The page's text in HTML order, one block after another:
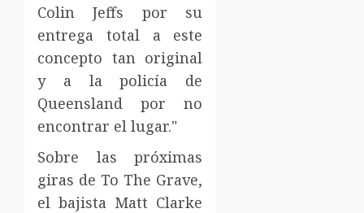
Colin Jeffs por su
entrega total a este
concepto tan original
y a la policía de
Queensland por no
encontrar el lugar."
Sobre las próximas
giras de To The Grave,
el bajista Matt Clarke